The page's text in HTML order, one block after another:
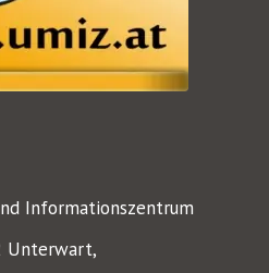
Informationszentrum
Unterwart,